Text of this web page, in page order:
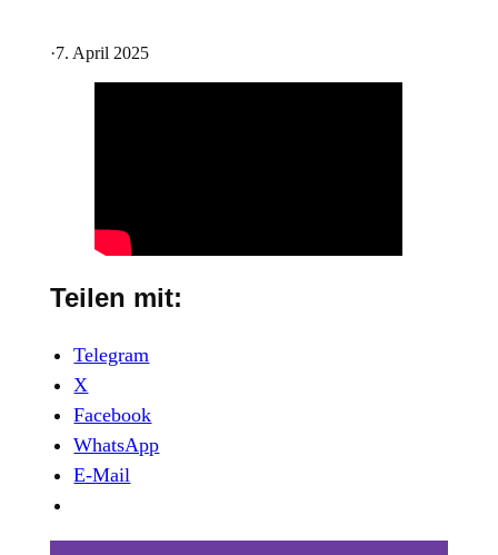
·7. April 2025
Teilen mit:
Telegram
X
Facebook
WhatsApp
E-Mail